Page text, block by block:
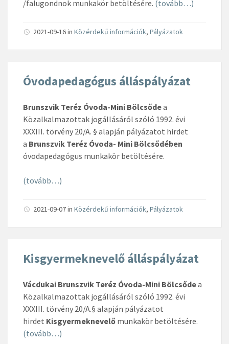
/falugondnok munkakör betöltésére. (tovább…)
2021-09-16in Közérdekű információk, Pályázatok
Óvodapedagógus álláspályázat
Brunszvik Teréz Óvoda-Mini Bölcsődea
Közalkalmazottak jogállásáról szóló 1992. évi
XXXIII. törvény 20/A. § alapján pályázatot hirdet
a Brunszvik Teréz Óvoda- Mini Bölcsődében
óvodapedagógus munkakör betöltésére.
(tovább…)
2021-09-07in Közérdekű információk, Pályázatok
Kisgyermeknevelő álláspályázat
Vácdukai Brunszvik Teréz Óvoda-Mini Bölcsődea
Közalkalmazottak jogállásáról szóló 1992. évi
XXXIII. törvény 20/A.§ alapján pályázatot
hirdet Kisgyermeknevelő munkakör betöltésére.
(tovább…)